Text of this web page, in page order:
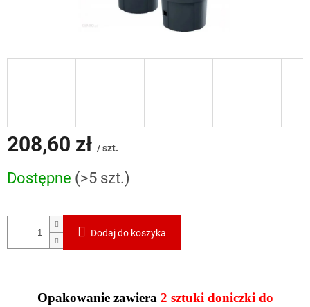
208,60 zł / szt.
jednostkowa:
Dostępne (>5 szt.)
Dodaj do koszyka
Opakowanie zawiera2 sztuki doniczki do